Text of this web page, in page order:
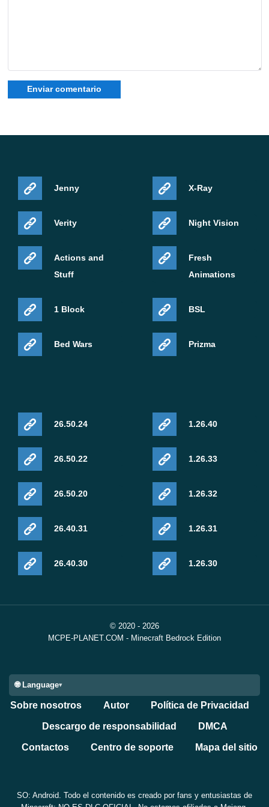
Jenny
Verity
Actions and
Stuff
1 Block
Bed Wars
X-Ray
Night Vision
Fresh
Animations
BSL
Prizma
26.50.24
26.50.22
26.50.20
26.40.31
26.40.30
1.26.40
1.26.33
1.26.32
1.26.31
1.26.30
© 2020 - 2026
MCPE-PLANET.COM - Minecraft Bedrock Edition
🌐 Language
Sobre nosotros Autor Política de Privacidad
Descargo de responsabilidad DMCA
Contactos Centro de soporte Mapa del sitio
SO: Android. Todo el contenido es creado por fans y entusiastas de